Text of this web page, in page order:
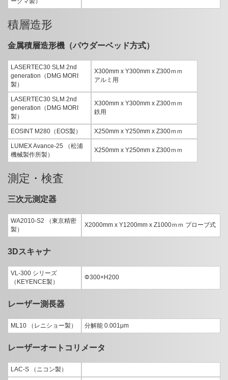
積層造形
金属積層造形機（パウダーベッド方式）
LASERTEC30 SLM 2nd
generation（DMG MORI
製）
X300mm x Y300mm x Z300ｍｍ
アルミ用
LASERTEC30 SLM 2nd
generation（DMG MORI
製）
X300mm x Y300mm x Z300ｍｍ
鉄用
EOSINT M280（EOS製） X250mm x Y250mm x Z300ｍｍ
LUMEX Avance-25 （松浦
機械製作所製）
X250mm x Y250mm x Z300ｍｍ
測定・検査
三次元測定器
WA2010-S2 （東京精密
製）
X2000mm x Y1200mm x Z1000ｍｍ プローブ式
3Dスキャナ
VL-300 シリーズ
（KEYENCE製）
Φ300×H200
レーザー測長器
ML10 （レニショー製） 分解能 0.001μm
レーザーオートコリメータ
LAC-S （ニコン製）